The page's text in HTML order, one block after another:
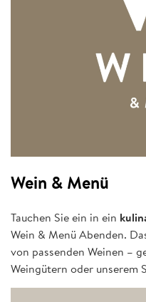
Wein & Menü
Tauchen Sie ein in ein
Wein & Menü Abenden.
von passenden Weinen –
Weingütern oder unserem